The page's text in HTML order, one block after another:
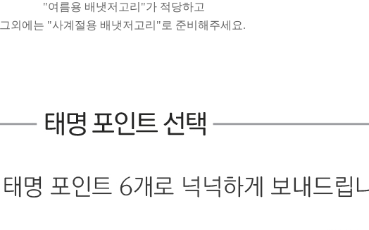
"여름용 배냇저고리"가 적당하고
그외에는 "사계절용 배냇저고리"로 준비해주세요.